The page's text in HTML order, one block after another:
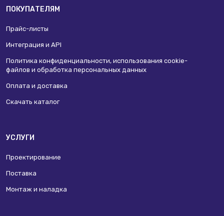
ПОКУПАТЕЛЯМ
Прайс-листы
Интеграция и API
Политика конфиденциальности, использования сookie-
файлов и обработка персональных данных
Оплата и доставка
Скачать каталог
УСЛУГИ
Проектирование
Поставка
Монтаж и наладка